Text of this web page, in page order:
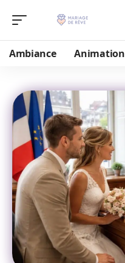
Ambiance Animation